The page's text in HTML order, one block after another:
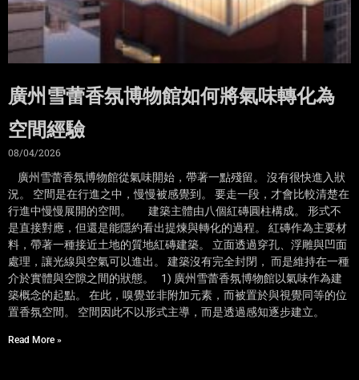
廣州雪蕾香氛博物館如何將氣味轉化為
空間經驗
08/04/2026
廣州雪蕾香氛博物館從氣味開始，帶著一點殘留。 沒有很快進入狀
況。 空間是在行進之中，慢慢被感覺到。 要走一段，才會比較清楚在
行進中慢慢展開的空間。 建築主體由八個紅磚圓柱構成。 形式不
是直接對應，但還是能隱約看出提煉與轉化的過程。 紅磚作為主要材
料，帶著一種接近土地的質地紅磚建築。 立面透過穿孔、浮雕與凹面
處理，讓光線與空氣可以進出。 建築沒有完全封閉， 而是維持在一種
介於實體與空隙之間的狀態。 1) 廣州雪蕾香氛博物館以氣味作為建
築概念的起點。 在此，嗅覺並非附加元素，而被置於與視覺同等的位
置香氛空間。 空間因此不以形式主導，而是透過感知逐步建立。
Read More »